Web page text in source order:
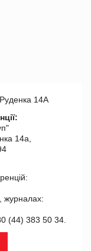
14А
14а,
журналах:
(44) 383 50 34.